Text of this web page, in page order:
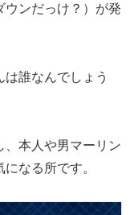
ウンだっけ？）が発
誰なんでしょう
、本人や男マーリン
なる所です。